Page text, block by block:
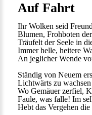
Auf Fahrt
Ihr Wolken seid
Blumen, Frohboten
Träufelt der Seele in
Immer helle, heitere
An jeglicher Wende
Ständig von Neuem
Lichtwärts zu
Wo Gemäuer zerfiel,
Faule, was falle! Im
Hebt das Vergehen